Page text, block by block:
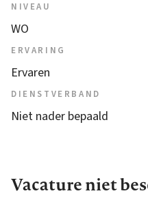
NIVEAU
WO
ERVARING
Ervaren
DIENSTVERBAND
Niet nader bepaald
Vacature niet